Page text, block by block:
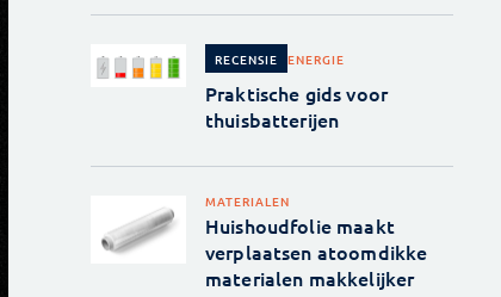
RECENSIE ENERGIE
Praktische gids voor
thuisbatterijen
MATERIALEN
Huishoudfolie maakt
verplaatsen atoomdikke
materialen makkelijker